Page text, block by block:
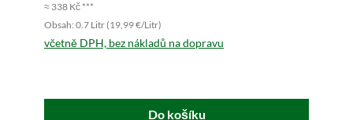
≈ 338 Kč ***
Obsah: 0.7 Litr (19,99 €/Litr)
včetně DPH, bez nákladů na dopravu
Do košíku